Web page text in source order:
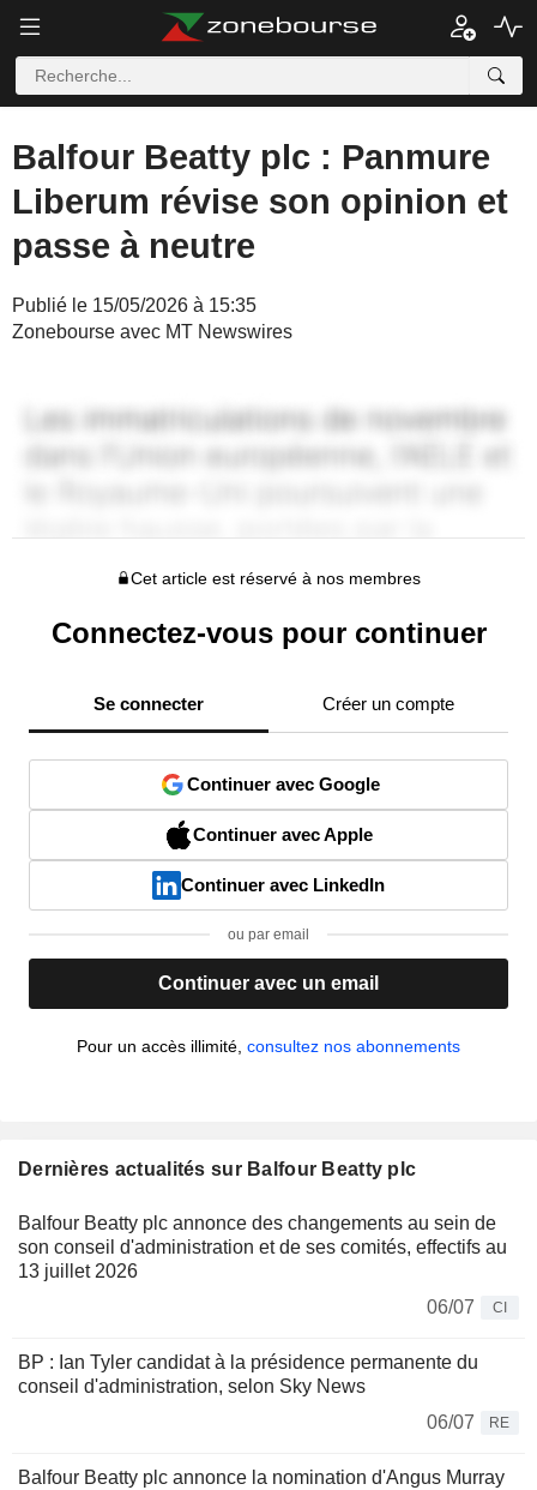
Balfour Beatty plc : Panmure
Liberum révise son opinion et
passe à neutre
Publié le 15/05/2026 à 15:35
Zonebourse avec MT Newswires
Cet article est réservé à nos membres
Connectez-vous pour continuer
Se connecter Créer un compte
Continuer avec Google
Continuer avec Apple
Continuer avec LinkedIn
ou par email
Continuer avec un email
Pour un accès illimité, consultez nos abonnements
Dernières actualités sur Balfour Beatty plc
Balfour Beatty plc annonce des changements au sein de
son conseil d'administration et de ses comités, effectifs au
13 juillet 2026
06/07
CI
BP : Ian Tyler candidat à la présidence permanente du
conseil d'administration, selon Sky News
06/07
RE
Balfour Beatty plc annonce la nomination d'Angus Murray